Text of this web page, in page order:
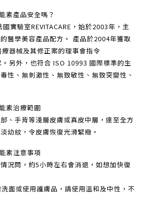
素產品安全嗎？
實驗室REVITACARE，始於2003年，主
醫學美容產品配方。 產品於2004年獲取
器械及其修正案的理事會指令
另外，也符合 ISO 10993 國際標準的生
性、無刺激性、無致敏性、無致突變性、
素治療範圍
、手背等淺層皮膚或真皮中層，達至全方
幼紋，令皮膚恢復光滑緊緻。
素注意事項
況問，約5小時左右會消退，如想加快復
面或使用護膚品，請使用溫和及中性，不